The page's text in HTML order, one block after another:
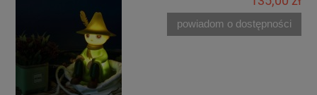
powiadom o dostępności